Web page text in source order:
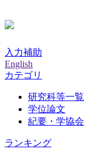
入力補助
English
カテゴリ
研究科等一覧
学位論文
紀要・学協会
ランキング